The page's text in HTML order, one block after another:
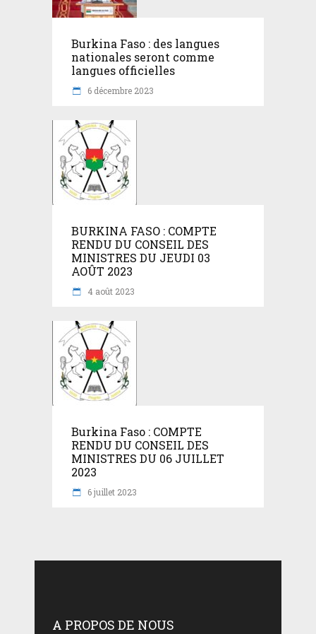
Burkina Faso : des langues
nationales seront comme
langues officielles
6 décembre 2023
BURKINA FASO : COMPTE
RENDU DU CONSEIL DES
MINISTRES DU JEUDI 03
AOÛT 2023
4 août 2023
Burkina Faso : COMPTE
RENDU DU CONSEIL DES
MINISTRES DU 06 JUILLET
2023
6 juillet 2023
A PROPOS DE NOUS